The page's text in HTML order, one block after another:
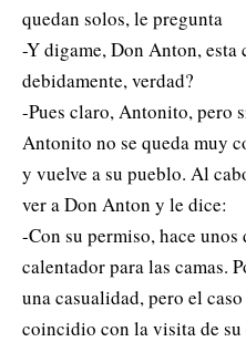
quedan solos, le pregunta
-Y digame, Don Anton, esta
debidamente, verdad?
-Pues claro, Antonito, pero
Antonito no se queda muy
y vuelve a su pueblo. Al
ver a Don Anton y le dice:
-Con su permiso, hace
calentador para las camas.
una casualidad, pero el
coincidio con la visita de su